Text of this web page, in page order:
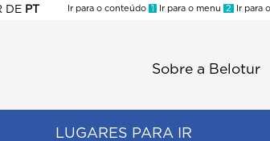
DE PT
Ir para o conteúdo 1 Ir para o menu 2 Ir para
Sobre a Belotur
LUGARES PARA IR